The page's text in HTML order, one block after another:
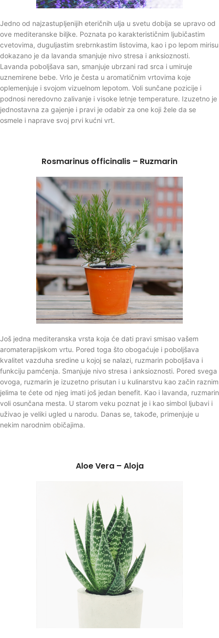
Jedno od najzastupljenijih eteričnih ulja u svetu dobija se upravo od
ove mediteranske biljke. Poznata po karakterističnim ljubičastim
cvetovima, duguljastim srebrnkastim listovima, kao i po lepom mirisu
dokazano je da lavanda smanjuje nivo stresa i anksioznosti.
Lavanda poboljšava san, smanjuje ubrzani rad srca i umiruje
uznemirene bebe. Vrlo je česta u aromatičnim vrtovima koje
oplemenjuje i svojom vizuelnom lepotom. Voli sunčane pozicije i
podnosi neredovno zalivanje i visoke letnje temperature. Izuzetno je
jednostavna za gajenje i pravi je odabir za one koji žele da se
osmele i naprave svoj prvi kućni vrt.
Rosmarinus officinalis – Ruzmarin
Još jedna mediteranska vrsta koja će dati pravi smisao vašem
aromaterapijskom vrtu. Pored toga što obogaćuje i poboljšava
kvalitet vazduha sredine u kojoj se nalazi, ruzmarin poboljšava i
funkciju pamćenja. Smanjuje nivo stresa i anksioznosti. Pored svega
ovoga, ruzmarin je izuzetno prisutan i u kulinarstvu kao začin raznim
jelima te ćete od njeg imati još jedan benefit. Kao i lavanda, ruzmarin
voli osunčana mesta. U starom veku poznat je i kao simbol ljubavi i
uživao je veliki ugled u narodu. Danas se, takođe, primenjuje u
nekim narodnim običajima.
Aloe Vera – Aloja